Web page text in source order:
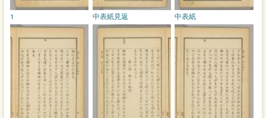
中表紙
中表紙見返
1